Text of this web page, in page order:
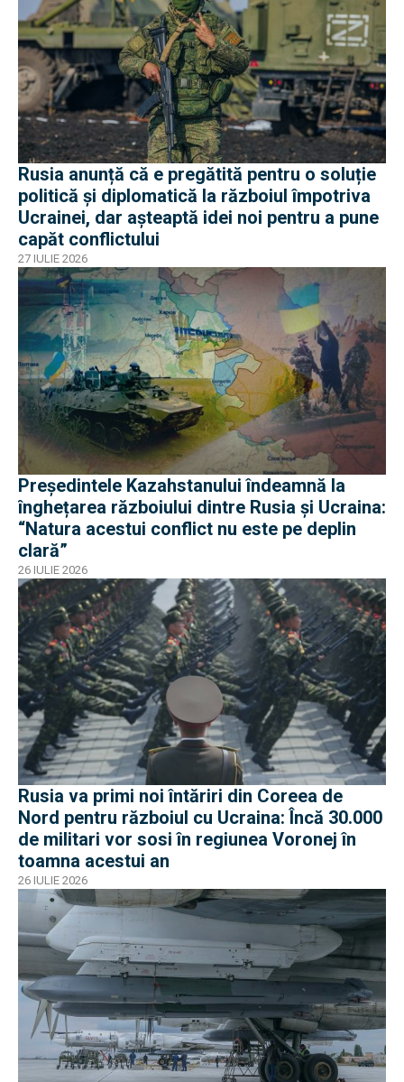
Rusia anunță că e pregătită pentru o soluție
politică și diplomatică la războiul împotriva
Ucrainei, dar așteaptă idei noi pentru a pune
capăt conflictului
27 IULIE 2026
Președintele Kazahstanului îndeamnă la
înghețarea războiului dintre Rusia și Ucraina:
“Natura acestui conflict nu este pe deplin
clară”
26 IULIE 2026
Rusia va primi noi întăriri din Coreea de
Nord pentru războiul cu Ucraina: Încă 30.000
de militari vor sosi în regiunea Voronej în
toamna acestui an
26 IULIE 2026